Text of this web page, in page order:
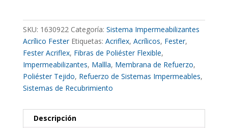
SKU: 1630922 Categoría: Sistema Impermeabilizantes
Acrílico Fester Etiquetas: Acriflex, Acrílicos, Fester,
Fester Acriflex, Fibras de Poliéster Flexible,
Impermeabilizantes, Mallla, Membrana de Refuerzo,
Poliéster Tejido, Refuerzo de Sistemas Impermeables,
Sistemas de Recubrimiento
Descripción